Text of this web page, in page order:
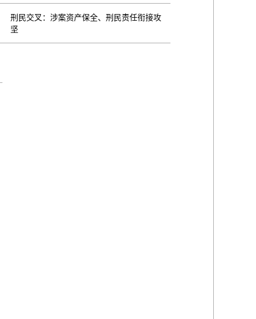
刑民交叉：涉案资产保全、刑民责任衔接攻
坚